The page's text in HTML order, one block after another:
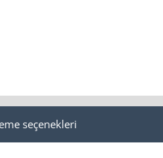
seçenekleri